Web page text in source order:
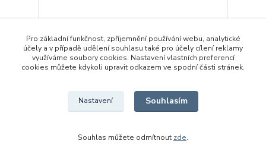
589 Kč
530 Kč
438 Kč bez DPH Skladem 2
Pro základní funkčnost, zpříjemnění používání webu, analytické
účely a v případě udělení souhlasu také pro účely cílení reklamy
využíváme soubory cookies. Nastavení vlastních preferencí
cookies můžete kdykoli upravit odkazem ve spodní části stránek.
Nastavení Souhlasím
Souhlas můžete odmítnout zde.